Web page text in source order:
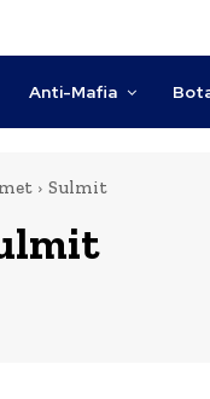
Anti-Mafia
Sulmit